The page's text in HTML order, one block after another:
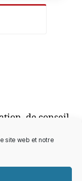
site web et notre
de conseil